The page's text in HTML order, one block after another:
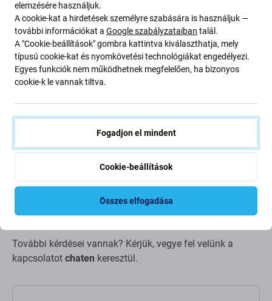
Leírás és specifikáció Szállítás és visszaküldés Vélemények (1)
Ultravékony ragasztós vágókártya (10
db)
szolgál. Minimális vastagságának köszönhetően ideális
ragasztóval ellátott eszközök kinyitásához is. Az
akkumulátorfedél eltávolítására is használható. A
keskeny szél könnyen illeszkedik az LCD és a keret közötti
résbe, és megkönnyíti a készülék kinyitását.
További kérdései vannak? Kérjük, vegye fel velünk a
kapcsolatot chaten keresztül.
elemzésére használjuk.
A cookie-kat a hirdetések személyre szabására is használjuk —
további információkat a Google szabályzataiban talál.
A "Cookie-beállítások" gombra kattintva kiválaszthatja, mely
típusú cookie-kat és nyomkövetési technológiákat engedélyezi.
Egyes funkciók nem működhetnek megfelelően, ha bizonyos
cookie-k le vannak tiltva.
Fogadjon el mindent
Cookie-beállítások
Összes elfogadása